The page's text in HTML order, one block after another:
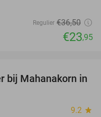
Regulier €36,50
€23,95
41%
bij Mahanakorn in
9.2 star